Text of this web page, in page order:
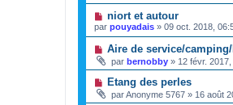
niort et autour
par pouyadais » 09 oct. 2018,
Aire de service/
par bernobby » 12 févr.
Etang des perles
parAnonyme 5767 » 16 août